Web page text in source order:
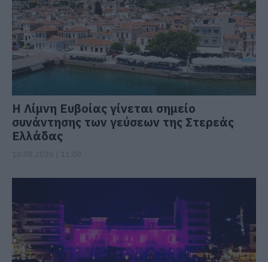
Η Λίμνη Ευβοίας γίνεται σημείο
συνάντησης των γεύσεων της Στερεάς
Ελλάδας